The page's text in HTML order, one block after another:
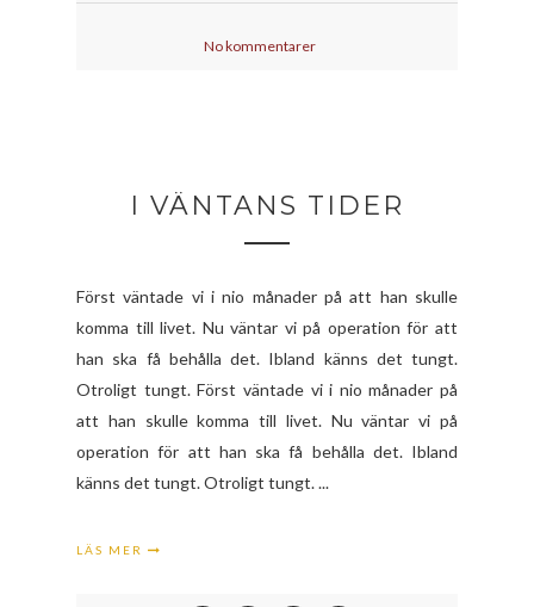
No kommentarer
I VÄNTANS TIDER
Först väntade vi i nio månader på att han skulle
komma till livet. Nu väntar vi på operation för att
han ska få behålla det. Ibland känns det tungt.
Otroligt tungt. Först väntade vi i nio månader på
att han skulle komma till livet. Nu väntar vi på
operation för att han ska få behålla det. Ibland
känns det tungt. Otroligt tungt. ...
LÄS MER